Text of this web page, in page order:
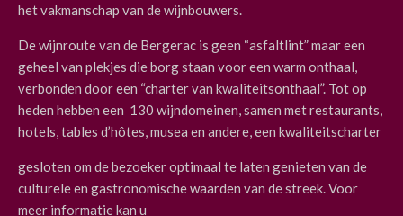
het vakmanschap van de wijnbouwers.
De wijnroute van de Bergerac is geen “asfaltlint” maar een
geheel van plekjes die borg staan voor een warm onthaal,
verbonden door een “charter van kwaliteitsonthaal”. Tot op
heden hebben een 130 wijndomeinen, samen met restaurants,
hotels, tables d’hôtes, musea en andere, een kwaliteitscharter
gesloten om de bezoeker optimaal te laten genieten van de
culturele en gastronomische waarden van de streek. Voor
meer informatie kan u